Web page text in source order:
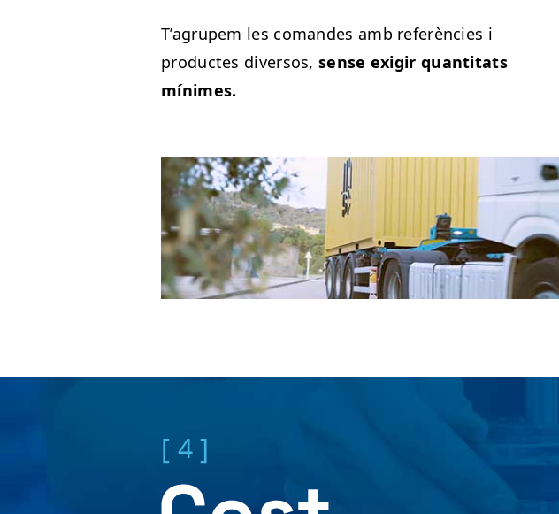
T’agrupem les comandes amb referències i
productes diversos,sense exigir quantitats
mínimes.
[ 4 ]